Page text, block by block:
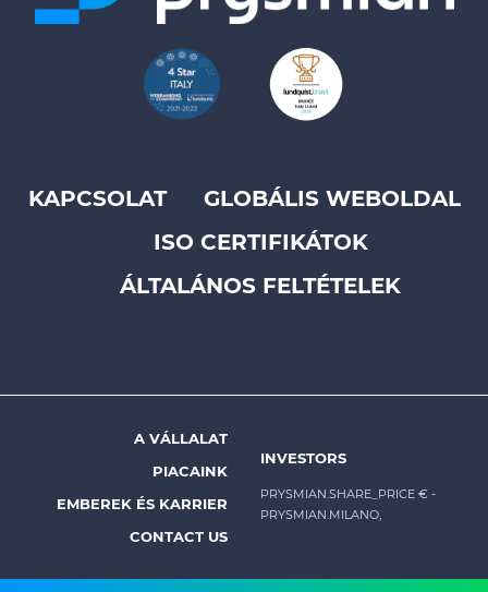
Footer
KAPCSOLAT
GLOBÁLIS WEBOLDAL
ISO CERTIFIKÁTOK
ÁLTALÁNOS FELTÉTELEK
Footer
menu
A VÁLLALAT
PIACAINK
EMBEREK ÉS KARRIER
CONTACT US
INVESTORS
PRYSMIAN.SHARE_PRICE € -
PRYSMIAN.MILANO,